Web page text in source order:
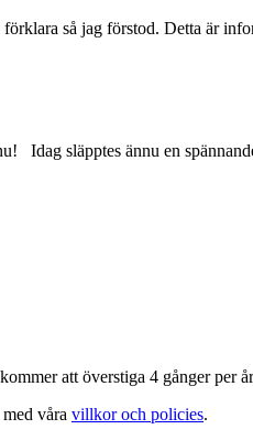
så jag förstod. Detta är
Idag släpptes ännu en
att överstiga 4 gånger per
våra villkor och policies.